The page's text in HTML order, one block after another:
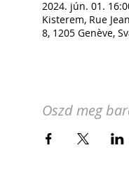
2024. jún. 01.
Kisterem, Rue
8, 1205 Genève,
Oszd meg